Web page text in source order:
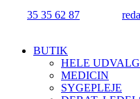
35 35 62 87
Close
BUTIK
HELE
MEDICIN
SYGEPLEJE